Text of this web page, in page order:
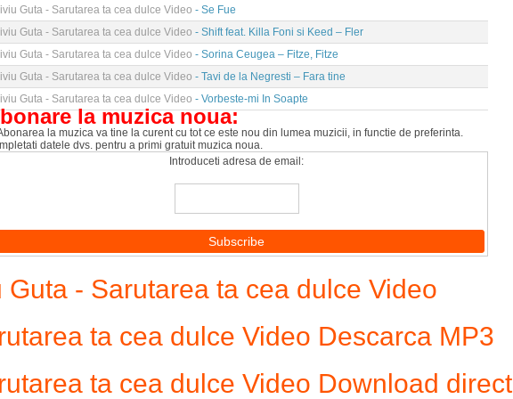
Guta - Sarutarea ta cea dulce Video - Se Fue
Guta - Sarutarea ta cea dulce Video - Shift feat. Killa Foni si Keed – Fler
Guta - Sarutarea ta cea dulce Video - Sorina Ceugea – Fitze, Fitze
Guta - Sarutarea ta cea dulce Video - Tavi de la Negresti – Fara tine
Guta - Sarutarea ta cea dulce Video - Vorbeste-mi In Soapte
la muzica noua:
la muzica va tine la curent cu tot ce este nou din lumea muzicii, in functie de preferinta.
datele dvs. pentru a primi gratuit muzica noua.
Introduceti adresa de email:
- Sarutarea ta cea dulce Video
ta cea dulce Video Descarca MP3
ta cea dulce Video Download direct